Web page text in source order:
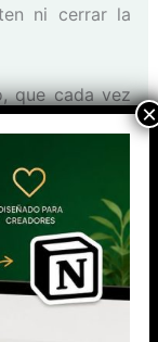
ni cerrar la
que cada vez
vecindario por
ir peinadísima
SIGUIENTE